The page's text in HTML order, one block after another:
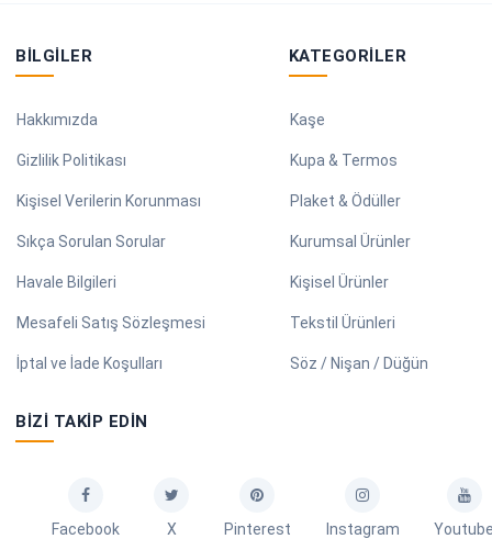
BILGILER
Hakkımızda
Gizlilik Politikası
Kişisel Verilerin Korunması
Sıkça Sorulan Sorular
Havale Bilgileri
Mesafeli Satış Sözleşmesi
İptal ve İade Koşulları
KATEGORILER
Kaşe
Kupa & Termos
Plaket & Ödüller
Kurumsal Ürünler
Kişisel Ürünler
Tekstil Ürünleri
Söz / Nişan / Düğün
BIZI TAKIP EDIN
Facebook X Pinterest Instagram